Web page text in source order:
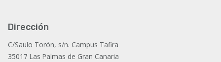
Dirección
C/Saulo Torón, s/n. Campus Tafira
35017 Las Palmas de Gran Canaria